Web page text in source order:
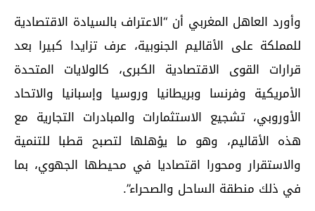
وأورد العاهل المغربي أن “الاعتراف بالسيادة الاقتصادية
للمملكة على الأقاليم الجنوبية، عرف تزايدا كبيرا بعد
قرارات القوى الاقتصادية الكبرى، كالولايات المتحدة
الأمريكية وفرنسا وبريطانيا وروسيا وإسبانيا والاتحاد
الأوروبي، تشجيع الاستثمارات والمبادرات التجارية مع
هذه الأقاليم، وهو ما يؤهلها لتصبح قطبا للتنمية
والاستقرار ومحورا اقتصاديا في محيطها الجهوي، بما
في ذلك منطقة الساحل والصحراء”.